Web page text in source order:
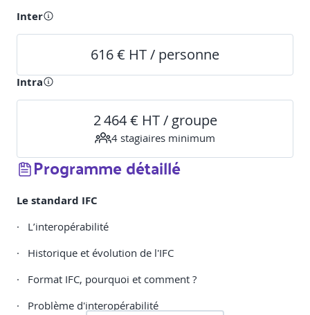
Inter
616 € HT / personne
Intra
2 464 € HT / groupe
4 stagiaires minimum
Programme détaillé
Le standard IFC
· L’interopérabilité
· Historique et évolution de l'IFC
· Format IFC, pourquoi et comment ?
· Problème d'interopérabilité